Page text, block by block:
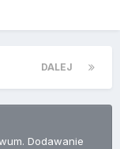
DALEJ
Dodawanie